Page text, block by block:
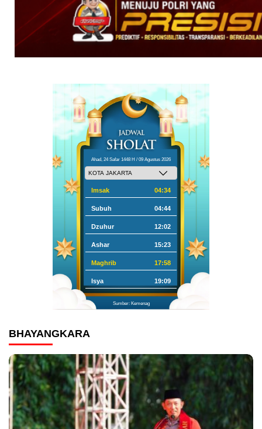
Ahad, 24 Safar 1448 H / 09 Agustus 2026
Imsak 04:34
Subuh 04:44
Dzuhur 12:02
Ashar 15:23
Maghrib 17:58
Isya 19:09
Sumber: Kemenag
BHAYANGKARA